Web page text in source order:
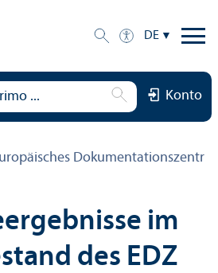
DE
Konto
im
des EDZ